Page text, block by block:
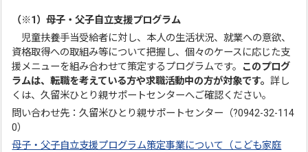
（※1）母子・父子自立支援プログラム
児童扶養手当受給者に対し、本人の生活状況、就業への意欲、
資格取得への取組み等について把握し、個々のケースに応じた支
援メニューを組み合わせて策定するプログラムです。 このプログ
ラムは、転職を考えている方や求職活動中の方が対象です。詳し
くは、久留米ひとり親サポートセンターへご確認ください。
問い合わせ先：久留米ひとり親サポートセンター（?0942-32-114
0）
母子・父子自立支援プログラム策定事業について（こども家庭